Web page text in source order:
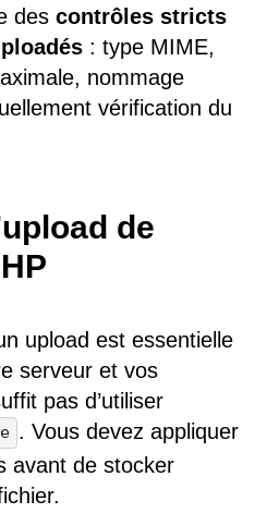
des contrôles stricts
: type MIME,
nommage
vérification du
de
upload est essentielle
serveur et vos
pas d’utiliser
. Vous devez appliquer
avant de stocker